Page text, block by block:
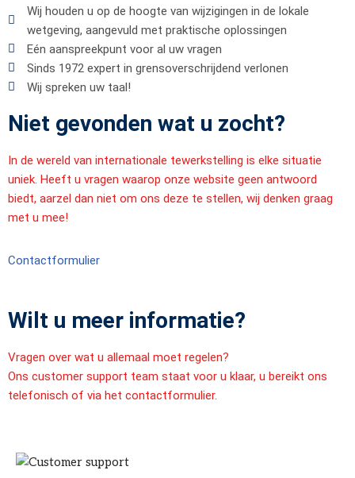
Wij houden u op de hoogte van wijzigingen in de lokale
wetgeving, aangevuld met praktische oplossingen
Eén aanspreekpunt voor al uw vragen
Sinds 1972 expert in grensoverschrijdend verlonen
Wij spreken uw taal!
Wilt u meer informatie?
Vragen over wat u allemaal moet regelen?
Ons customer support team staat voor u klaar, u bereikt ons
telefonisch of via het contactformulier.
Niet gevonden wat u zocht?
In de wereld van internationale tewerkstelling is elke situatie
uniek. Heeft u vragen waarop onze website geen antwoord
biedt, aarzel dan niet om ons deze te stellen, wij denken graag
met u mee!
Contactformulier